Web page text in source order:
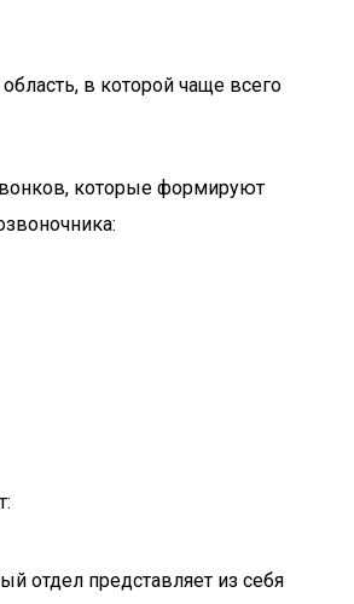
в которой чаще всего
которые формируют
отдел представляет из себя